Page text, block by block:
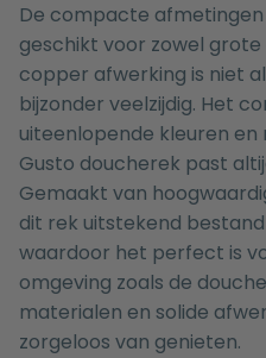
De compacte
geschikt voor zowel
copper afwerking is niet
bijzonder veelzijdig. Het
uiteenlopende kleuren en
Gusto doucherek past
Gemaakt van
dit rek uitstekend
waardoor het perfect is
omgeving zoals de
materialen en solide
zorgeloos van genieten.